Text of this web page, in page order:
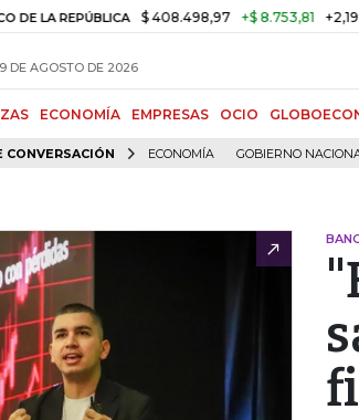
$ 408.498,97 +$ 8.753,81 +2,19%
DE AGOSTO DE 2026
ECONOMÍA EMPRESAS OCIO
CONVERSACIÓN ECONOMÍA GOBIERNO